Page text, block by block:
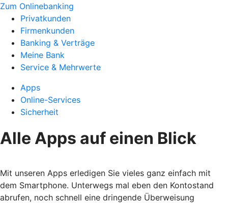
Zum Onlinebanking
Privatkunden
Firmenkunden
Banking & Verträge
Meine Bank
Service & Mehrwerte
Apps
Online-Services
Sicherheit
Alle Apps auf einen Blick
Mit unseren Apps erledigen Sie vieles ganz einfach mit
dem Smartphone. Unterwegs mal eben den Kontostand
abrufen, noch schnell eine dringende Überweisung